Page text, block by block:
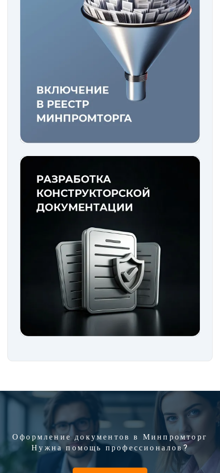
Оформление документов в Минпромторг
Нужна помощь профессионалов?